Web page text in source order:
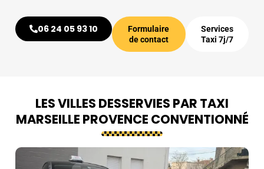
06 24 05 93 10
Formulaire
de contact
Services
Taxi 7j/7
LES VILLES DESSERVIES PAR TAXI
MARSEILLE PROVENCE CONVENTIONNÉ